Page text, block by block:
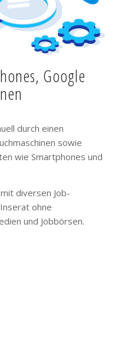
Google
durch einen
sowie
wie Smartphones und
diversen Job-
ohne
und Jobbörsen.